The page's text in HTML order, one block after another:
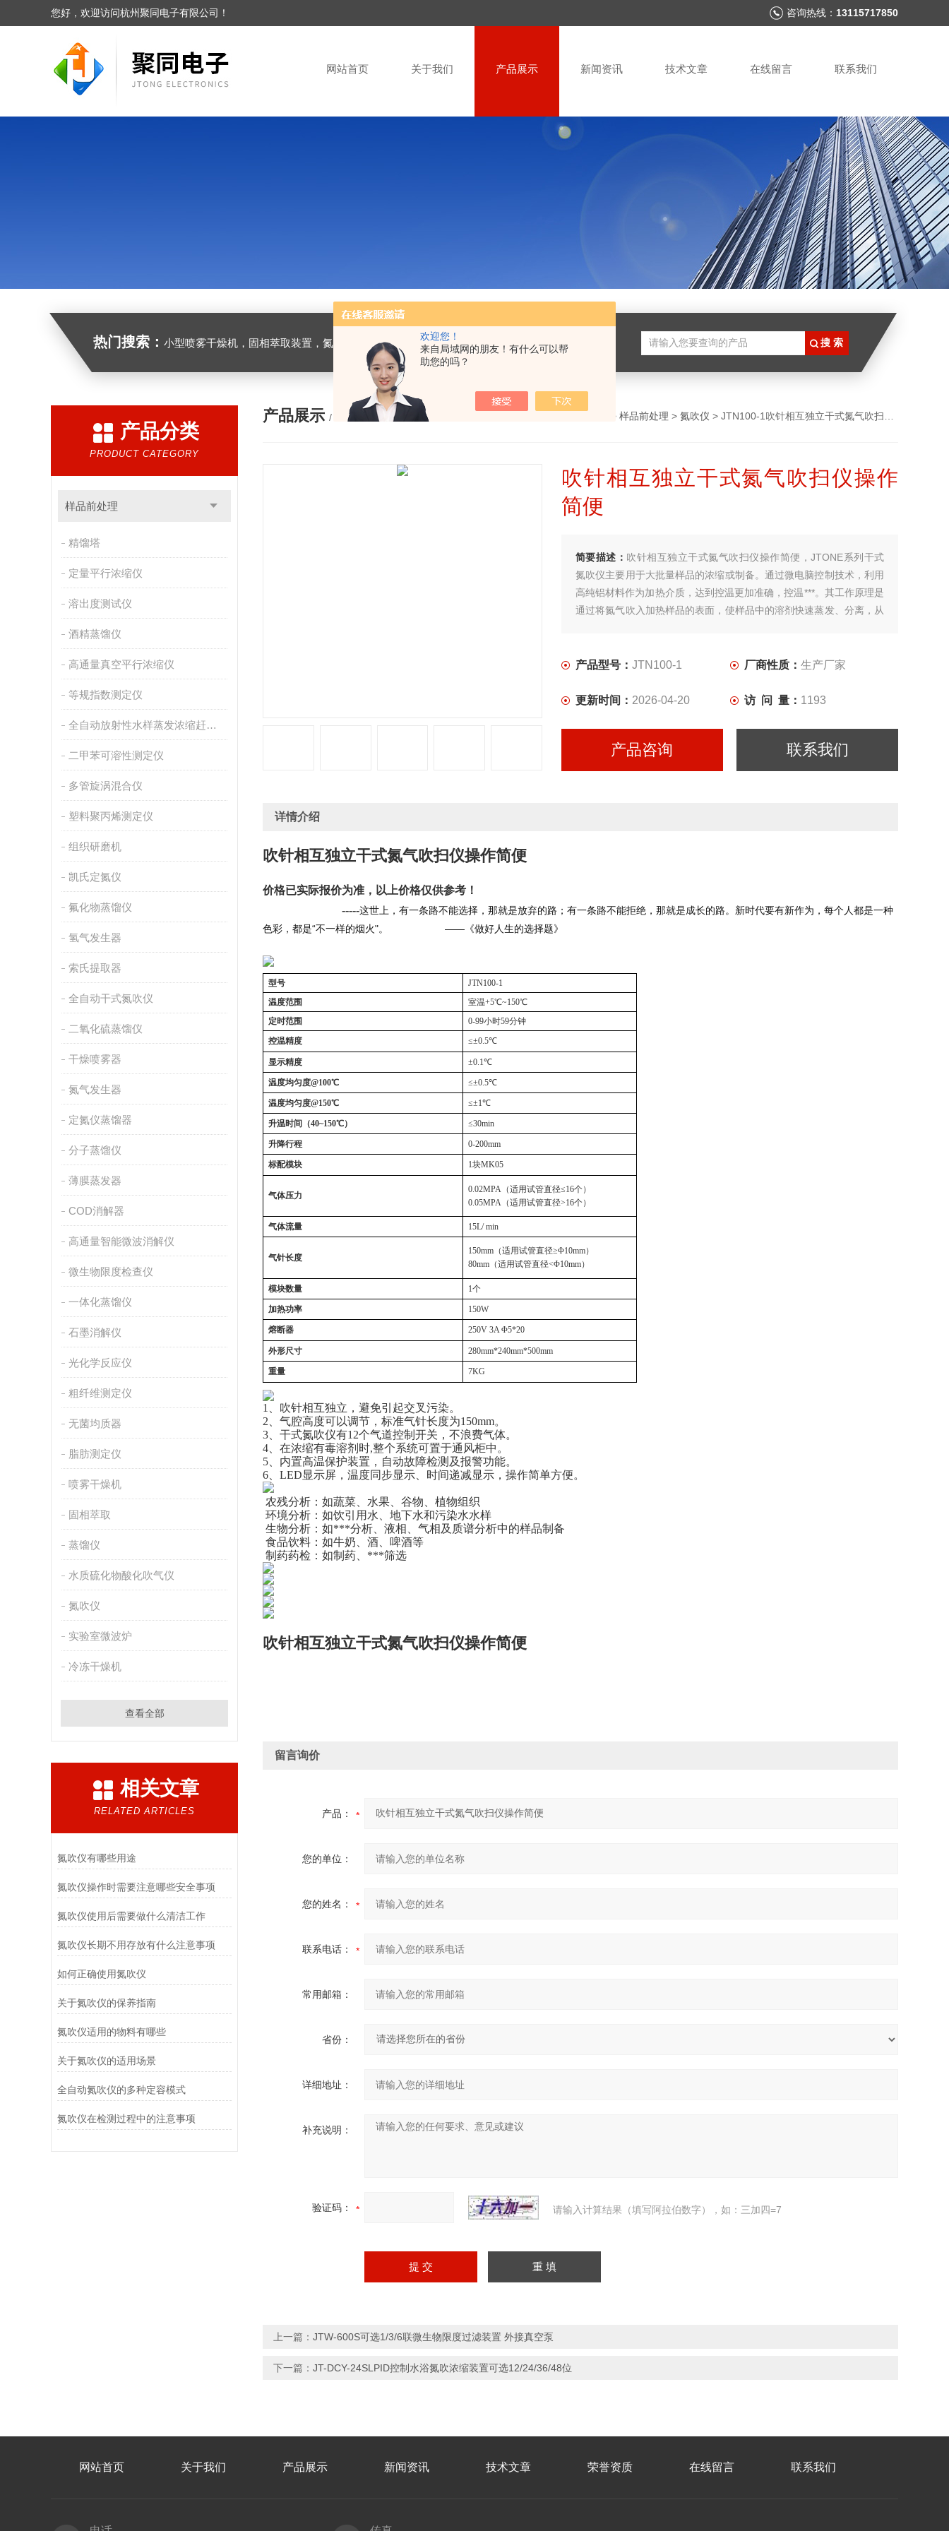
欢迎您！
来自局域网的朋友！有什么可以帮
助您的吗？
您好，欢迎访问杭州聚同电子有限公司！ 咨询热线： 13115717850
网站首页 关于我们 产品展示 新闻资讯 技术文章 在线留言 联系我们
热门搜索： 小型喷雾干燥机，固相萃取装置，氮吹仪，光化学反应仪，低温恒温槽，超声波细胞粉碎机，融浆机，超声波清洗机，血球分类计数器，干燥箱培养箱
产品分类
PRODUCT CATEGORY
样品前处理
精馏塔
定量平行浓缩仪
溶出度测试仪
酒精蒸馏仪
高通量真空平行浓缩仪
等规指数测定仪
全自动放射性水样蒸发浓缩赶酸仪
二甲苯可溶性测定仪
多管旋涡混合仪
塑料聚丙烯测定仪
组织研磨机
凯氏定氮仪
氟化物蒸馏仪
氢气发生器
索氏提取器
全自动干式氮吹仪
二氧化硫蒸馏仪
干燥喷雾器
氮气发生器
定氮仪蒸馏器
分子蒸馏仪
薄膜蒸发器
COD消解器
高通量智能微波消解仪
微生物限度检查仪
一体化蒸馏仪
石墨消解仪
光化学反应仪
粗纤维测定仪
无菌均质器
脂肪测定仪
喷雾干燥机
固相萃取
蒸馏仪
水质硫化物酸化吹气仪
氮吹仪
实验室微波炉
冷冻干燥机
查看全部
相关文章
RELATED ARTICLES
氮吹仪有哪些用途
氮吹仪操作时需要注意哪些安全事项
氮吹仪使用后需要做什么清洁工作
氮吹仪长期不用存放有什么注意事项
如何正确使用氮吹仪
关于氮吹仪的保养指南
氮吹仪适用的物料有哪些
关于氮吹仪的适用场景
全自动氮吹仪的多种定容模式
氮吹仪在检测过程中的注意事项
产品展示 / PRODUCTS > 样品前处理 > 氮吹仪 > JTN100-1吹针相互独立干式氮气吹扫仪操作简便
吹针相互独立干式氮气吹扫仪操作
简便
简要描述： 吹针相互独立干式氮气吹扫仪操作简便，JTONE系列干式
氮吹仪主要用于大批量样品的浓缩或制备。通过微电脑控制技术，利用
高纯铝材料作为加热介质，达到控温更加准确，控温***。其工作原理是
通过将氮气吹入加热样品的表面，使样品中的溶剂快速蒸发、分离，从
产品型号： JTN100-1 厂商性质： 生产厂家
更新时间： 2026-04-20 访 问 量： 1193
产品咨询 联系我们
详情介绍
吹针相互独立干式氮气吹扫仪操作简便
价格已实际报价为准，以上价格仅供参考！
-----这世上，有一条路不能选择，那就是放弃的路；有一条路不能拒绝，那就是成长的路。新时代要有新作为，每个人都是一种
色彩，都是“不一样的烟火"。                    ——《做好人生的选择题》
型号
JTN100-1
温度范围
室温+5℃~150℃
定时范围
0-99小时59分钟
控温精度
≤±0.5℃
显示精度 ±0.1℃
温度均匀度@100℃ ≤±0.5℃
温度均匀度@150℃ ≤±1℃
升温时间（40~150℃） ≤30min
升降行程 0-200mm
标配模块 1块MK05
气体压力
0.02MPA（适用试管直径≤16个）
0.05MPA（适用试管直径>16个）
气体流量 15L/ min
气针长度
150mm（适用试管直径≥Φ10mm）
80mm（适用试管直径<Φ10mm）
模块数量 1个
加热功率 150W
熔断器 250V 3A Φ5*20
外形尺寸 280mm*240mm*500mm
重量 7KG
1、吹针相互独立，避免引起交叉污染。
2、气腔高度可以调节，标准气针长度为150mm。
3、干式氮吹仪有12个气道控制开关，不浪费气体。
4、在浓缩有毒溶剂时,整个系统可置于通风柜中。
5、内置高温保护装置，自动故障检测及报警功能。
6、LED显示屏，温度同步显示、时间递减显示，操作简单方便。
农残分析：如蔬菜、水果、谷物、植物组织
环境分析：如饮引用水、地下水和污染水水样
生物分析：如***分析、液相、气相及质谱分析中的样品制备
食品饮料：如牛奶、酒、啤酒等
制药药检：如制药、***筛选
吹针相互独立干式氮气吹扫仪操作简便
留言询价
产品：
您的单位：
您的姓名：
联系电话：
常用邮箱：
省份：
详细地址：
补充说明：
验证码： 请输入计算结果（填写阿拉伯数字），如：三加四=7
上一篇： JTW-600S可选1/3/6联微生物限度过滤装置 外接真空泵
下一篇： JT-DCY-24SLPID控制水浴氮吹浓缩装置可选12/24/36/48位
网站首页 关于我们 产品展示 新闻资讯 技术文章 荣誉资质 在线留言 联系我们